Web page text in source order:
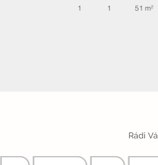
1 1 51 m²
Rádi